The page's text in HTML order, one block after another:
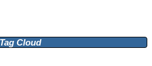
Tag Cloud